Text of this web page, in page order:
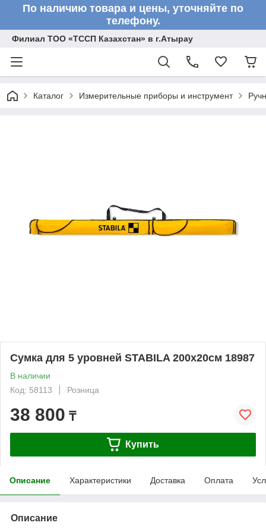
По наличию товара и цены, уточняйте по
телефону.
Филиал ТОО «ТССП Казахстан» в г.Атырау
Каталог Измерительные приборы и инструмент
Сумка для 5 уровней STABILA 200x20см 18987
В наличии
Код: 58113
Розница
38 800 ₸
Купить
Описание Характеристики Доставка Оплата
Описание